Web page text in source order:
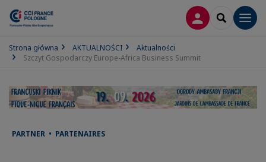
LOGOWANIE
SEARCH
Strona główna AKTUALNOŚCI
Aktualności
Szczyt Gospodarczy Europe-Africa Business Summit
PARTNER • PARTENAIRES